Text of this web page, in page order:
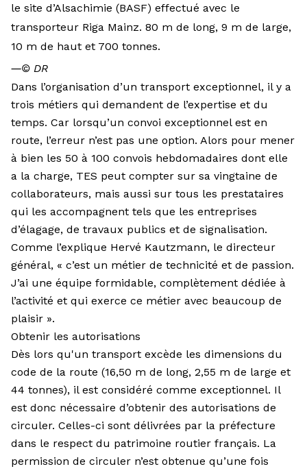
le site d’Alsachimie (BASF) effectué avec le
transporteur Riga Mainz. 80 m de long, 9 m de large,
10 m de haut et 700 tonnes.
―© DR
Dans l’organisation d’un transport exceptionnel, il y a
trois métiers qui demandent de l’expertise et du
temps. Car lorsqu’un convoi exceptionnel est en
route, l’erreur n’est pas une option. Alors pour mener
à bien les 50 à 100 convois hebdomadaires dont elle
a la charge, TES peut compter sur sa vingtaine de
collaborateurs, mais aussi sur tous les prestataires
qui les accompagnent tels que les entreprises
d’élagage, de travaux publics et de signalisation.
Comme l’explique Hervé Kautzmann, le directeur
général, « c’est un métier de technicité et de passion.
J’ai une équipe formidable, complètement dédiée à
l’activité et qui exerce ce métier avec beaucoup de
plaisir ».
Obtenir les autorisations
Dès lors qu'un transport excède les dimensions du
code de la route (16,50 m de long, 2,55 m de large et
44 tonnes), il est considéré comme exceptionnel. Il
est donc nécessaire d’obtenir des autorisations de
circuler. Celles-ci sont délivrées par la préfecture
dans le respect du patrimoine routier français. La
permission de circuler n’est obtenue qu’une fois